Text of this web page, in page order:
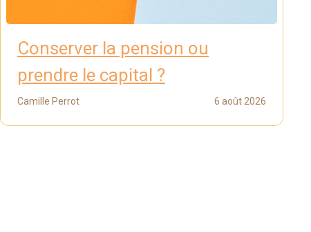
Conserver la pension ou
prendre le capital ?
Camille Perrot 6 août 2026